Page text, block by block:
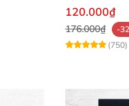
bạn và người ấy.
120.000₫
176.000₫
-
(750)